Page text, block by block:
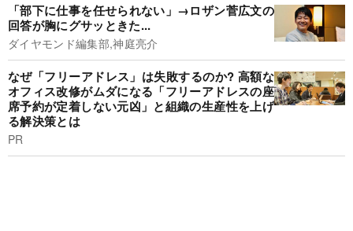
「部下に仕事を任せられない」→ロザン菅広文の
回答が胸にグサッときた...
ダイヤモンド編集部,神庭亮介
なぜ「フリーアドレス」は失敗するのか? 高額な
オフィス改修がムダになる「フリーアドレスの座
席予約が定着しない元凶」と組織の生産性を上げ
る解決策とは
PR